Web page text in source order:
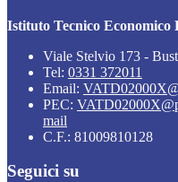
Istituto Tecnico Economico
Viale Stelvio 173 -
Tel: 0331 372011
Email:
PEC:
mail
C.F.: 81009810128
Seguici su